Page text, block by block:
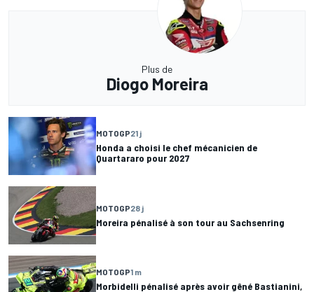
Plus de
Diogo Moreira
MOTOGP21 j
Honda a choisi le chef mécanicien de
Quartararo pour 2027
MOTOGP28 j
Moreira pénalisé à son tour au Sachsenring
MOTOGP1 m
Morbidelli pénalisé après avoir gêné Bastianini,